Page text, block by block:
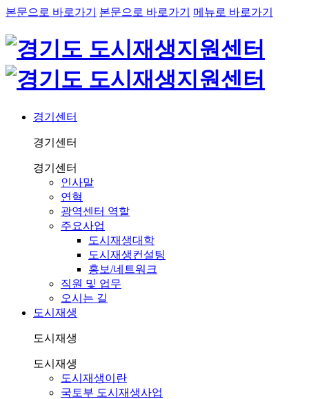
본문으로 바로가기 본문으로 바로가기 메뉴로 바로가기
경기센터
경기센터
경기센터
인사말
연혁
광역센터 역할
주요사업
도시재생대학
도시재생컨설팅
홍보/네트워크
직원 및 업무
오시는 길
도시재생
도시재생
도시재생
도시재생이란
국토부 도시재생사업